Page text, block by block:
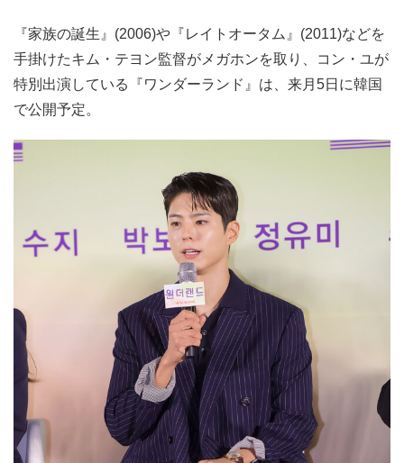
『家族の誕生』(2006)や『レイトオータム』(2011)などを
手掛けたキム・テヨン監督がメガホンを取り、コン・ユが
特別出演している『ワンダーランド』は、来月5日に韓国
で公開予定。